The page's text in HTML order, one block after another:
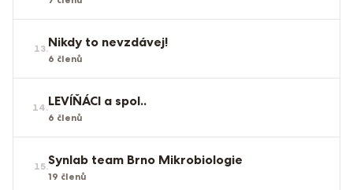
13.Nikdy to nevzdávej!
6 členů
14.LEVÍŇÁCI a spol..
6 členů
15.Synlab team Brno Mikrobiologie
19 členů